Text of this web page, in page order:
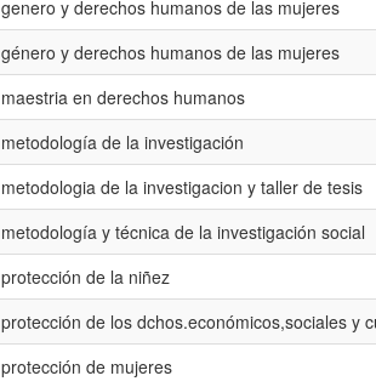
genero y derechos humanos de las mujeres
género y derechos humanos de las mujeres
maestria en derechos humanos
metodología de la investigación
metodologia de la investigacion y taller de tesis
metodología y técnica de la investigación social
protección de la niñez
protección de los dchos.económicos,sociales y
protección de mujeres